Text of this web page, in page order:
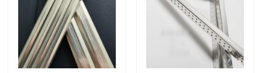
شريط الألمنيوم الفاصل
شريط فاصل الحافة الدافئة